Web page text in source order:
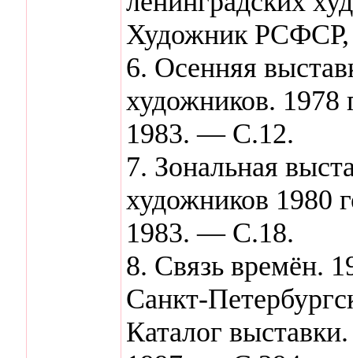
Художник
6. Осенняя
художников.
1983. — С.12.
7. Зональная
художников
1983. — С.18.
8. Связь времён.
Санкт-
Каталог